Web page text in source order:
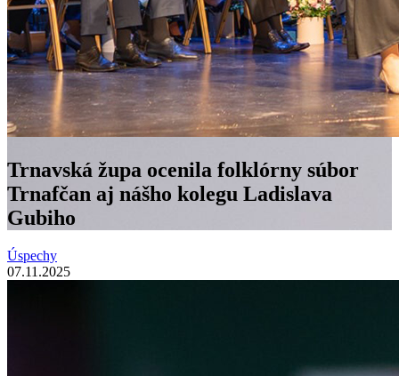
Trnavská župa ocenila folklórny súbor
Trnafčan aj nášho kolegu Ladislava
Gubiho
Úspechy
07.11.2025